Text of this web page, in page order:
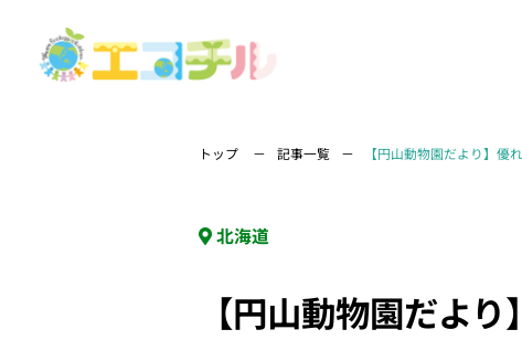
トップ 記事一覧 【円山動物園だより】優
北海道
【円山動物園だよ